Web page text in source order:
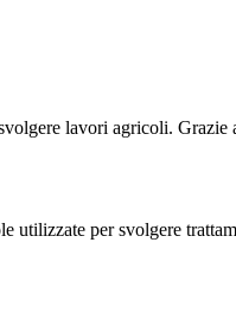
lavori agricoli.
utilizzate per svolgere